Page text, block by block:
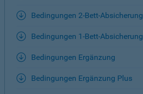
Bedingungen 2-Bett-Absicherung
Bedingungen 1-Bett-Absicherung
Bedingungen Ergänzung
Bedingungen Ergänzung Plus